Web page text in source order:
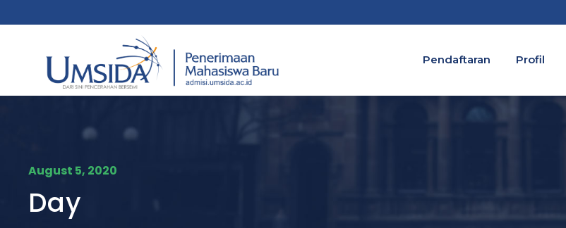
Pendaftaran Profil
August 5, 2020
Day